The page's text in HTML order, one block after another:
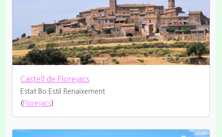
Castell de Florejacs
Estat Bo Estil Renaixement
( Florejacs)